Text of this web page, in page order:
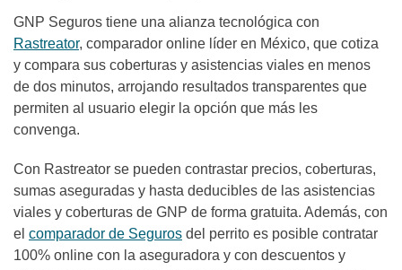
GNP Seguros tiene una alianza tecnológica con
Rastreator, comparador online líder en México, que cotiza
y compara sus coberturas y asistencias viales en menos
de dos minutos, arrojando resultados transparentes que
permiten al usuario elegir la opción que más les
convenga.
Con Rastreator se pueden contrastar precios, coberturas,
sumas aseguradas y hasta deducibles de las asistencias
viales y coberturas de GNP de forma gratuita. Además, con
el comparador de Seguros del perrito es posible contratar
100% online con la aseguradora y con descuentos y